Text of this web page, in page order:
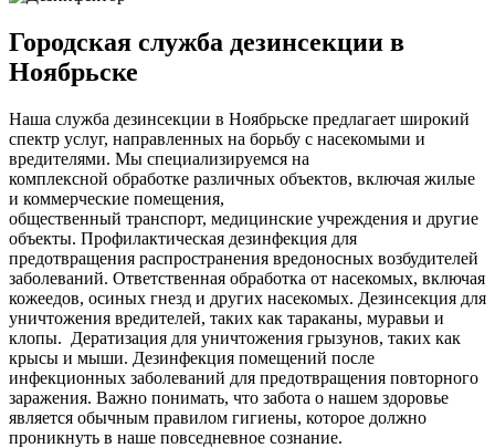
Городская служба дезинсекции в
Ноябрьске
Наша служба дезинсекции в Ноябрьске предлагает широкий
спектр услуг, направленных на борьбу с насекомыми и
вредителями. Мы специализируемся на
комплексной обработке различных объектов, включая жилые
и коммерческие помещения,
общественный транспорт, медицинские учреждения и другие
объекты. Профилактическая дезинфекция для
предотвращения распространения вредоносных возбудителей
заболеваний. Ответственная обработка от насекомых, включая
кожеедов, осиных гнезд и других насекомых. Дезинсекция для
уничтожения вредителей, таких как тараканы, муравьи и
клопы. Дератизация для уничтожения грызунов, таких как
крысы и мыши. Дезинфекция помещений после
инфекционных заболеваний для предотвращения повторного
заражения. Важно понимать, что забота о нашем здоровье
является обычным правилом гигиены, которое должно
проникнуть в наше повседневное сознание.